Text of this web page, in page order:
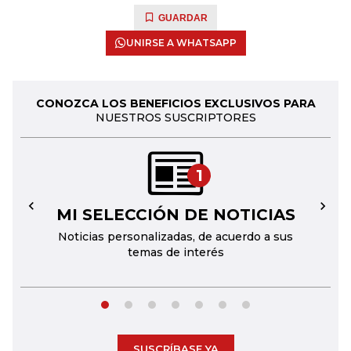
GUARDAR
UNIRSE A WHATSAPP
CONOZCA LOS BENEFICIOS EXCLUSIVOS PARA
NUESTROS SUSCRIPTORES
1
MI SELECCIÓN DE NOTICIAS
Noticias personalizadas, de acuerdo a sus
temas de interés
← →
SUSCRÍBASE YA